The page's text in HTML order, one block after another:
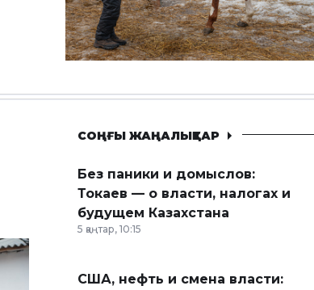
СОҢҒЫ ЖАҢАЛЫҚТАР
Без паники и домыслов:
Токаев — о власти, налогах и
будущем Казахстана
5 қаңтар, 10:15
США, нефть и смена власти: